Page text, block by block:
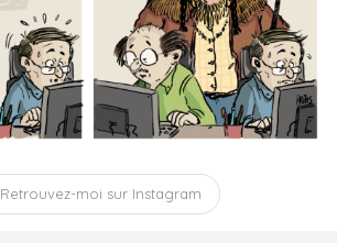
Retrouvez-moi sur Instagram